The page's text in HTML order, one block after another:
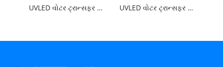
UVLED વોટર ટ્રાન્સફર સ્ક્રીન પ્રિન્ટિંગ સ્ટેનલેસ સ્ટીલ શાહી UVLED વોટર ટ્રાન્સફર સ્ક્રીન પ્રિન્ટિંગ ગોલ્ડ સ્ટેમ્પિંગ પ્રાઈમર